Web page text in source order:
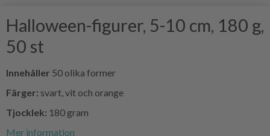
Halloween-figurer, 5-10 cm, 180 g,
50 st
Innehåller 50 olika former
Färger: svart, vit och orange
Tjocklek: 180 gram
Mer information